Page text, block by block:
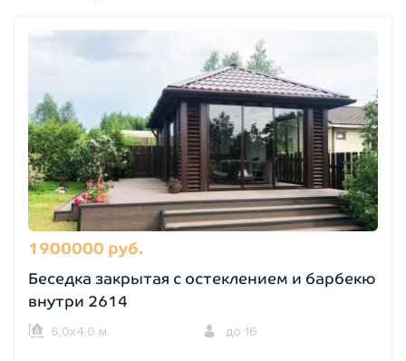
1900000 руб.
Беседка закрытая с остеклением и барбекю
внутри 2614
6,0х4,0 м. до 16